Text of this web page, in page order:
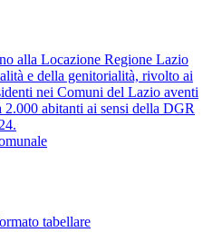
alla Locazione Regione Lazio
e della genitorialità, rivolto ai
nei Comuni del Lazio aventi
abitanti ai sensi della DGR
tabellare